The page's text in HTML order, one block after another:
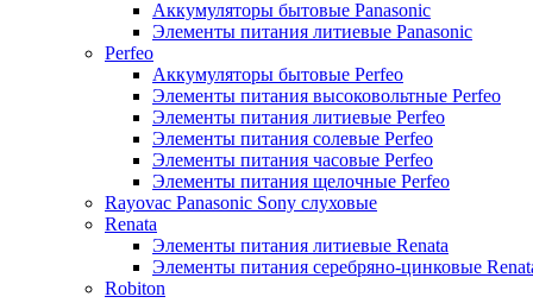
Аккумуляторы бытовые Panasonic
Элементы питания литиевые Panasonic
Perfeo
Аккумуляторы бытовые Perfeo
Элементы питания высоковольтные Perfeo
Элементы питания литиевые Perfeo
Элементы питания солевые Perfeo
Элементы питания часовые Perfeo
Элементы питания щелочные Perfeo
Rayovac Panasonic Sony слуховые
Renata
Элементы питания литиевые Renata
Элементы питания серебряно-цинковые
Robiton